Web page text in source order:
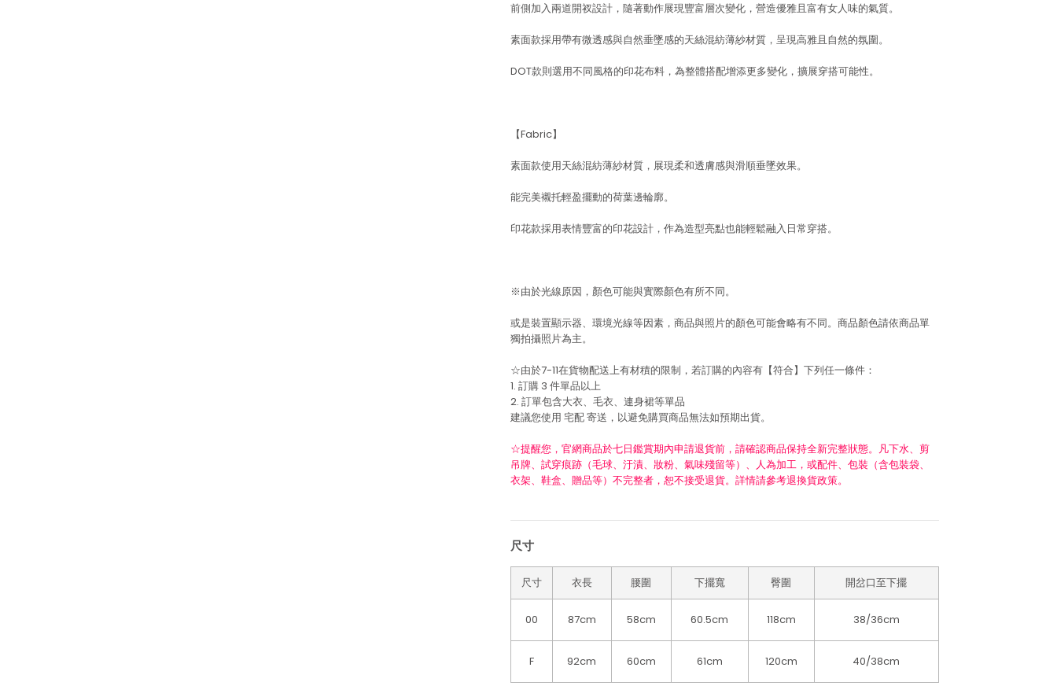
前側加入兩道開衩設計，隨著動作展現豐富層次變化，營造優雅且富有女人味的氣質。
素面款採用帶有微透感與自然垂墜感的天絲混紡薄紗材質，呈現高雅且自然的氛圍。
DOT款則選用不同風格的印花布料，為整體搭配增添更多變化，擴展穿搭可能性。
【Fabric】
素面款使用天絲混紡薄紗材質，展現柔和透膚感與滑順垂墜效果。
能完美襯托輕盈擺動的荷葉邊輪廓。
印花款採用表情豐富的印花設計，作為造型亮點也能輕鬆融入日常穿搭。
※由於光線原因，顏色可能與實際顏色有所不同。
或是裝置顯示器、環境光線等因素，商品與照片的顏色可能會略有不同。商品顏色請依商品單
獨拍攝照片為主。
☆由於7-11在貨物配送上有材積的限制，若訂購的內容有【符合】下列任一條件：
1. 訂購 3 件單品以上
2. 訂單包含大衣、毛衣、連身裙等單品
建議您使用 宅配寄送，以避免購買商品無法如預期出貨。
☆提醒您，官網商品於七日鑑賞期內申請退貨前，請確認商品保持全新完整狀態。凡下水、剪
吊牌、試穿痕跡（毛球、汙漬、妝粉、氣味殘留等）、人為加工，或配件、包裝（含包裝袋、
衣架、鞋盒、贈品等）不完整者，恕不接受退貨。詳情請參考退換貨政策。
尺寸
尺寸 衣長 腰圍 下擺寬 臀圍 開岔口至下擺
00 87cm 58cm 60.5cm 118cm 38/36cm
F 92cm 60cm 61cm 120cm 40/38cm